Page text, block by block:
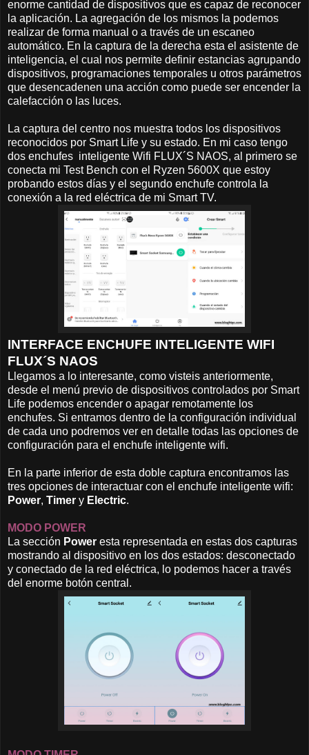
enorme cantidad de dispositivos que es capaz de reconocer
la aplicación. La agregación de los mismos la podemos
realizar de forma manual o a través de un escaneo
automático. En la captura de la derecha esta el asistente de
inteligencia, el cual nos permite definir estancias agrupando
dispositivos, programaciones temporales u otros parámetros
que desencadenen una acción como puede ser encender la
calefacción o las luces.
La captura del centro nos muestra todos los dispositivos
reconocidos por Smart Life y su estado. En mi caso tengo
dos enchufes inteligente Wifi FLUX´S NAOS, al primero se
conecta mi Test Bench con el Ryzen 5600X que estoy
probando estos días y el segundo enchufe controla la
conexión a la red eléctrica de mi Smart TV.
INTERFACE ENCHUFE INTELIGENTE WIFI
FLUX´S NAOS
Llegamos a lo interesante, como visteis anteriormente,
desde el menú previo de dispositivos controlados por Smart
Life podemos encender o apagar remotamente los
enchufes. Si entramos dentro de la configuración individual
de cada uno podremos ver en detalle todas las opciones de
configuración para el enchufe inteligente wifi.
En la parte inferior de esta doble captura encontramos las
tres opciones de interactuar con el enchufe inteligente wifi:
Power, Timer y Electric.
MODO POWER
La sección Power esta representada en estas dos capturas
mostrando al dispositivo en los dos estados: desconectado
y conectado de la red eléctrica, lo podemos hacer a través
del enorme botón central.